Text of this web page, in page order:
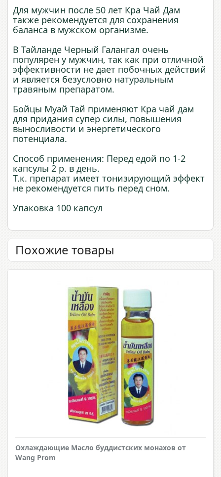
Для мужчин после 50 лет Кра Чай Дам
также рекомендуется для сохранения
баланса в мужском организме.
В Тайланде Черный Галангал очень
популярен у мужчин, так как при отличной
эффективности не дает побочных действий
и является безусловно натуральным
травяным препаратом.
Бойцы Муай Тай применяют Кра чай дам
для придания супер силы, повышения
выносливости и энергетического
потенциала.
Способ применения: Перед едой по 1-2
капсулы 2 р. в день.
Т.к. препарат имеет тонизирующий эффект
не рекомендуется пить перед сном.
Упаковка 100 капсул
Похожие товары
Охлаждающие Масло буддистских монахов от
Wang Prom